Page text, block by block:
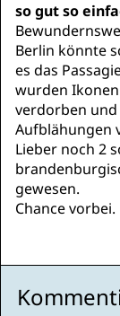
so gut so
Berlin könnte
es das
wurden
verdorben
Aufblähungen
Lieber noch 2
gewesen.
Chance vorbei.